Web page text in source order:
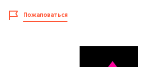
сочетание монументальной прочности и
который одинаково гармонично
классические брюки, так и под
строчечно-прошивным методом Strobel
долговечность изделия, превосходя
Пожаловаться